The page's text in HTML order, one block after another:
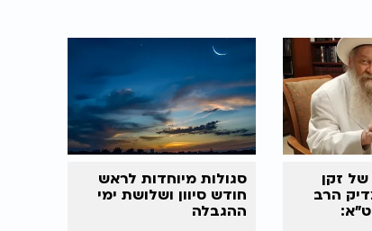
זקן
הרב
סגולות מיוחדות לראש
חודש סיוון ושלושת ימי
ההגבלה